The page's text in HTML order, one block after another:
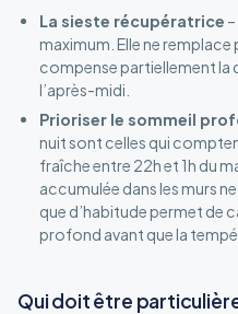
La sieste récupératrice
maximum. Elle ne
compense partiellement la
l’après-midi.
Prioriser le sommeil
nuit sont celles qui
fraîche entre 22h et 1h du
accumulée dans les murs
que d’habitude permet de
profond avant que la
Qui doit être